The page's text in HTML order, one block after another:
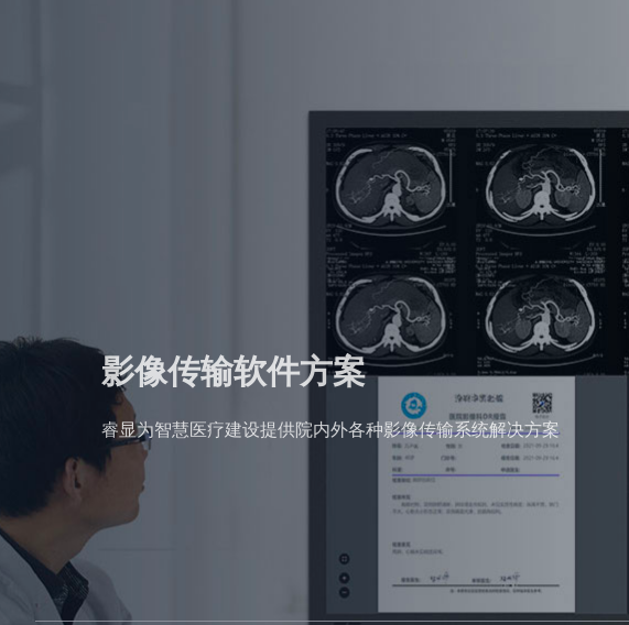
影像传输软件方案
睿显为智慧医疗建设提供院内外各种影像传输系统解决方案